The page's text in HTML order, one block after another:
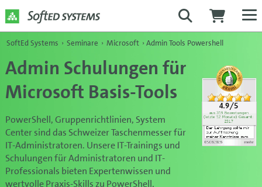
SoftEd Systems › Seminare › Microsoft › Admin Tools Powershell
Admin Schulungen für
Microsoft Basis-Tools
PowerShell, Gruppenrichtlinien, System
Center sind das Schweizer Taschenmesser für
IT-Administratoren. Unsere IT-Trainings und
Schulungen für Administratoren und IT-
Professionals bieten Expertenwissen und
wertvolle Praxis-Skills zu PowerShell,